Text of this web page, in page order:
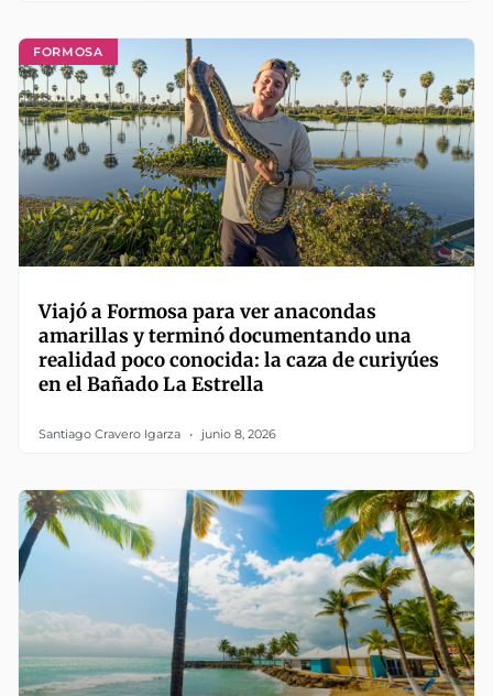
FORMOSA
Viajó a Formosa para ver anacondas
amarillas y terminó documentando una
realidad poco conocida: la caza de curiyúes
en el Bañado La Estrella
Santiago Cravero Igarza junio 8, 2026